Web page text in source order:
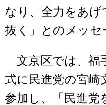
なり、全力をあげ
抜く」とのメッセ
文京区では、福
式に民進党の宮崎
参加し、「民進党